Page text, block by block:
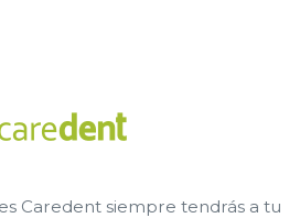
Caredent siempre tendrás a tu